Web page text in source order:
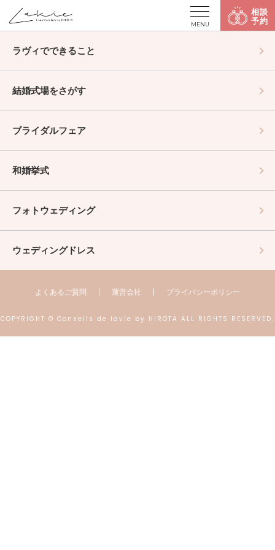
相談
予約
MENU
ラヴィでできること
結婚式場をさがす
ブライダルフェア
和婚挙式
フォトウェディング
ウェディングドレス
よくあるご質問 運営会社 プライバシーポリシー
COPYRIGHT © Conseils de lavie by HIROTA ALL RIGHTS RESERVED.